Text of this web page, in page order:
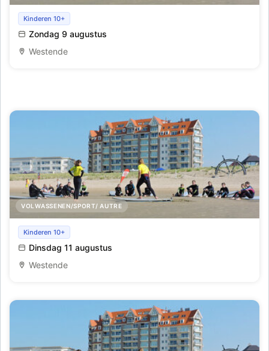
Initiatie golfsurfen te Westende
Kinderen 10+
Zondag 9 augustus
Westende
VOLWASSENEN/SPORT/ AUTRE
Initiatie golfsurfen te Westende
Kinderen 10+
Dinsdag 11 augustus
Westende